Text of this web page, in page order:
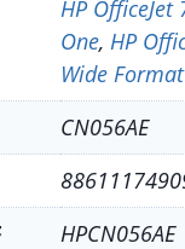
HP OfficeJet
One, HP
Wide
CN056AE
HPCN056AE